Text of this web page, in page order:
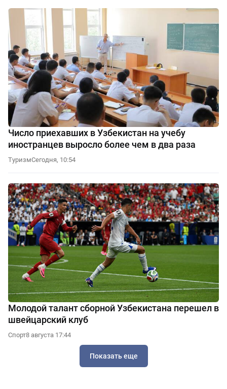
Число приехавших в Узбекистан на учебу
иностранцев выросло более чем в два раза
ТуризмСегодня, 10:54
Молодой талант сборной Узбекистана перешел в
швейцарский клуб
Спорт8 августа 17:44
Показать еще